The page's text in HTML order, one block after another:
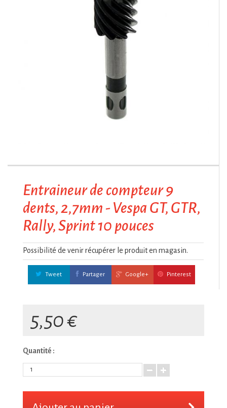
Entraineur de compteur 9
dents, 2,7mm - Vespa GT, GTR,
Rally, Sprint 10 pouces
Possibilité de venir récupérer le produit en magasin.
Tweet Partager Google+ Pinterest
5,50 €
Quantité :